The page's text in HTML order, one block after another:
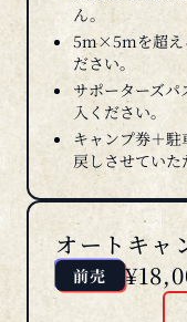
5m×5mを超え
ださい。
サポーターズパ
入ください。
キャンプ券＋駐
戻しさせていた
オートキ
前売